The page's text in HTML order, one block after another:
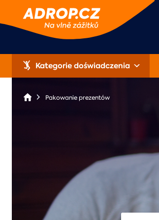
Kategorie doświadczenia
Pakowanie prezentów